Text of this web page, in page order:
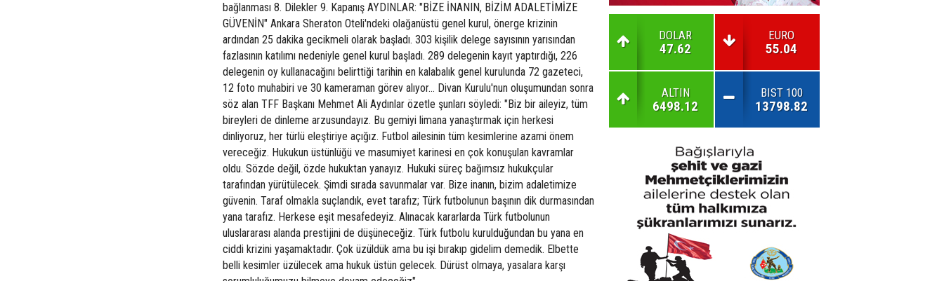
bağlanması 8. Dilekler 9. Kapanış AYDINLAR: "BİZE İNANIN, BİZİM ADALETİMİZE
GÜVENİN" Ankara Sheraton Oteli'ndeki olağanüstü genel kurul, önerge krizinin
ardından 25 dakika gecikmeli olarak başladı. 303 kişilik delege sayısının yarısından
fazlasının katılımı nedeniyle genel kurul başladı. 289 delegenin kayıt yaptırdığı, 226
delegenin oy kullanacağını belirttiği tarihin en kalabalık genel kurulunda 72 gazeteci,
12 foto muhabiri ve 30 kameraman görev alıyor... Divan Kurulu'nun oluşumundan sonra
söz alan TFF Başkanı Mehmet Ali Aydınlar özetle şunları söyledi: "Biz bir aileyiz, tüm
bireyleri de dinleme arzusundayız. Bu gemiyi limana yanaştırmak için herkesi
dinliyoruz, her türlü eleştiriye açığız. Futbol ailesinin tüm kesimlerine azami önem
vereceğiz. Hukukun üstünlüğü ve masumiyet karinesi en çok konuşulan kavramlar
oldu. Sözde değil, özde hukuktan yanayız. Hukuki süreç bağımsız hukukçular
tarafından yürütülecek. Şimdi sırada savunmalar var. Bize inanın, bizim adaletimize
güvenin. Taraf olmakla suçlandık, evet tarafız; Türk futbolunun başının dik durmasından
yana tarafız. Herkese eşit mesafedeyiz. Alınacak kararlarda Türk futbolunun
uluslararası alanda prestijini de düşüneceğiz. Türk futbolu kurulduğundan bu yana en
ciddi krizini yaşamaktadır. Çok üzüldük ama bu işi bırakıp gidelim demedik. Elbette
belli kesimler üzülecek ama hukuk üstün gelecek. Dürüst olmaya, yasalara karşı
DOLAR
47.62
EURO
55.04
ALTIN
6498.12
BIST 100
13798.82